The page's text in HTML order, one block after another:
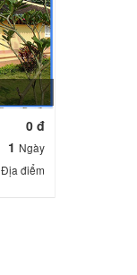
0 đ
1 Ngày
Địa điểm